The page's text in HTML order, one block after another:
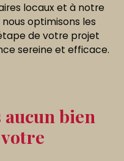
locaux et à notre
optimisons les
de votre projet
sereine et efficace.
aucun bien